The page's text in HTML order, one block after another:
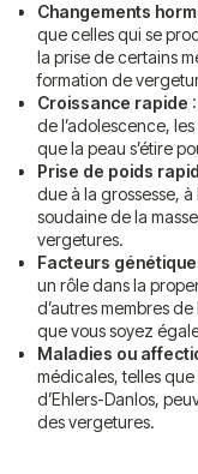
Changements
que celles qui se
la prise de certains
formation de
Croissance rapide
de l’adolescence,
que la peau s’étire
Prise de poids
due à la grossesse,
soudaine de la
vergetures.
Facteurs
un rôle dans la
d’autres membres
que vous soyez
Maladies ou
médicales, telles
d’Ehlers-Danlos,
des vergetures.